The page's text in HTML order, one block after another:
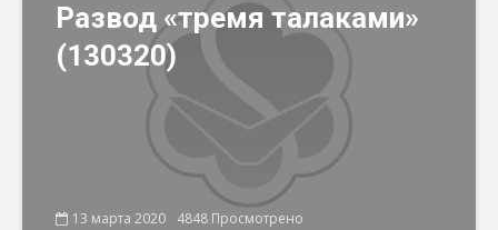
Развод «тремя талаками»
(130320)
13 марта 2020 4848 Просмотрено